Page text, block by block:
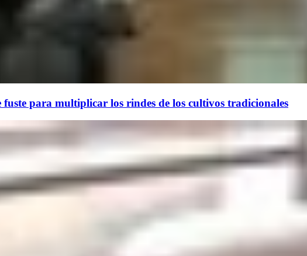
para multiplicar los rindes de los cultivos tradicionales